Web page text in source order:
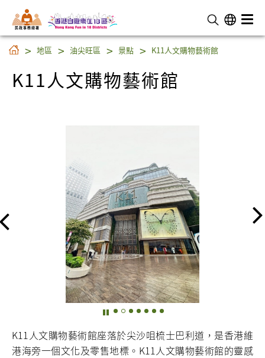
民 政 事 務 總 署
K11人文購物藝術館
地區 油尖旺區 景點 K11人文購物藝術館
K11人文購物藝術館
K11人文購物藝術館座落於尖沙咀梳士巴利道，是香港維
港海旁一個文化及零售地標。K11人文購物藝術館的靈感